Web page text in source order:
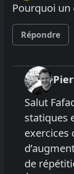
Pourquoi un
Répondre
Salut
statiques
exercices
de